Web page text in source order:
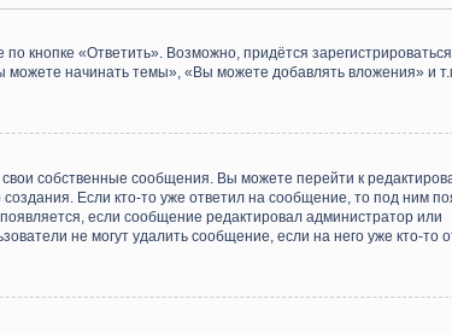
кнопке «Ответить». Возможно, придётся
начинать темы», «Вы можете добавлять вложения» и
собственные сообщения. Вы можете перейти к
Если кто-то уже ответил на сообщение, то под ним
если сообщение редактировал администратор или
не могут удалить сообщение, если на него уже кто-то